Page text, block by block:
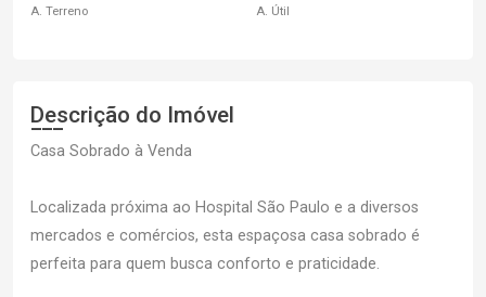
A. Terreno A. Útil
Descrição do Imóvel
Casa Sobrado à Venda
Localizada próxima ao Hospital São Paulo e a diversos
mercados e comércios, esta espaçosa casa sobrado é
perfeita para quem busca conforto e praticidade.